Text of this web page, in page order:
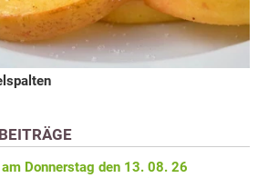
Donnerstag den 13. 08. 26